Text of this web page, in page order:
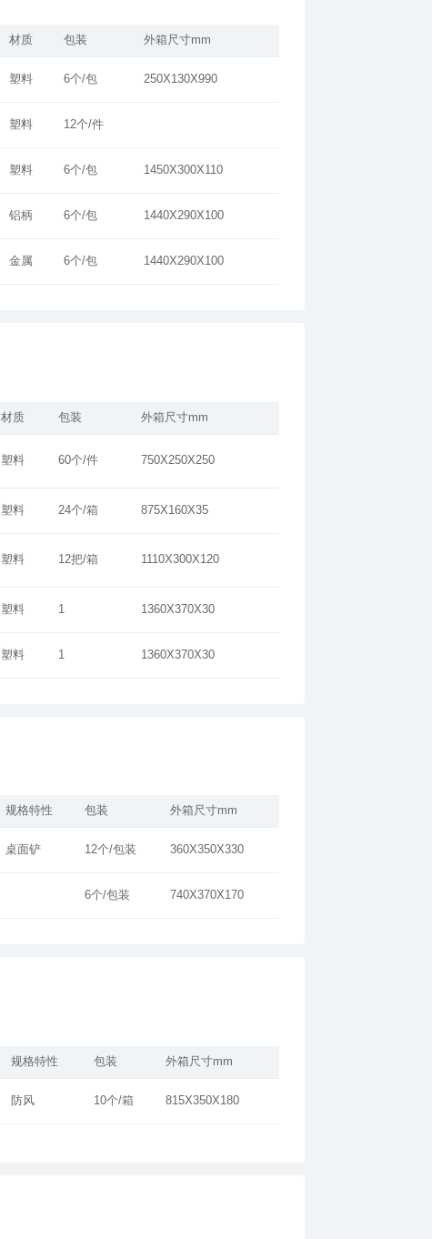
材质 包装 外箱尺寸mm
塑料 6个/包 250X130X990
塑料 12个/件
塑料 6个/包 1450X300X110
铝柄 6个/包 1440X290X100
金属 6个/包 1440X290X100
材质 包装 外箱尺寸mm
塑料 60个/件 750X250X250
塑料 24个/箱 875X160X35
塑料 12把/箱 1110X300X120
塑料 1 1360X370X30
塑料 1 1360X370X30
规格特性 包装 外箱尺寸mm
桌面铲 12个/包装 360X350X330
6个/包装 740X370X170
规格特性 包装 外箱尺寸mm
防风 10个/箱 815X350X180